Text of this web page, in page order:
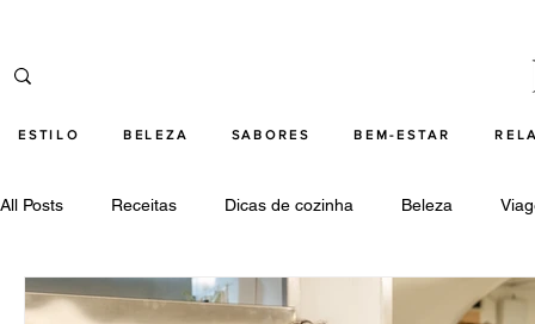
ESTILO BELEZA SABORES BEM-ESTAR
All Posts Receitas Dicas de cozinha Beleza
Cultura Relações Tecnologia Destaques beleza